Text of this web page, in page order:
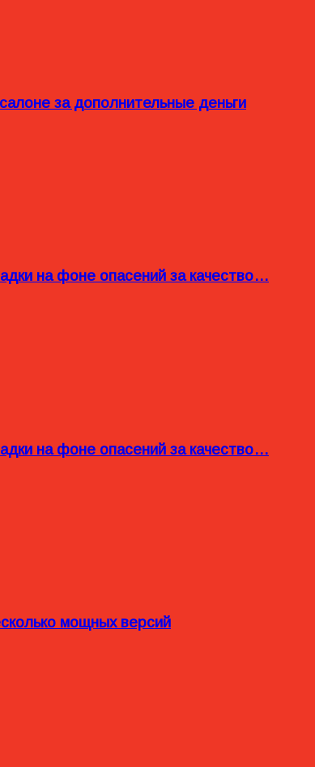
за дополнительные деньги
на фоне опасений за качество…
на фоне опасений за качество…
мощных версий